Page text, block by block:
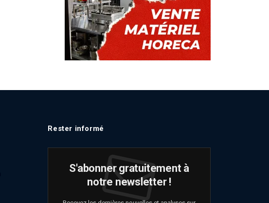
Rester informé
S'abonner gratuitement à
notre newsletter !